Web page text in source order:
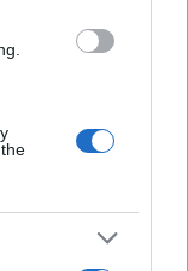
il
dell’anno
risveglio
tempo è